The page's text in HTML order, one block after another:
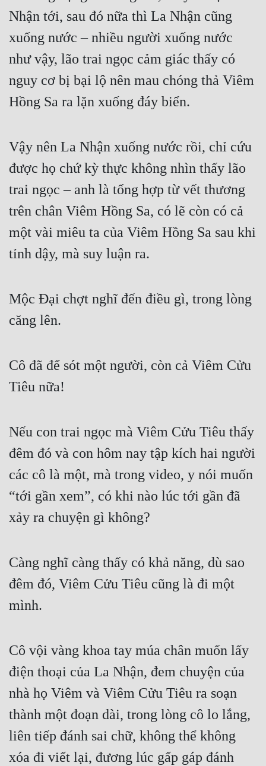
Nhận tới, sau đó nữa thì La Nhận cũng
xuống nước – nhiều người xuống nước
như vậy, lão trai ngọc cảm giác thấy có
nguy cơ bị bại lộ nên mau chóng thả Viêm
Hồng Sa ra lặn xuống đáy biển.
Vậy nên La Nhận xuống nước rồi, chỉ cứu
được họ chứ kỳ thực không nhìn thấy lão
trai ngọc – anh là tổng hợp từ vết thương
trên chân Viêm Hồng Sa, có lẽ còn có cả
một vài miêu ta của Viêm Hồng Sa sau khi
tỉnh dậy, mà suy luận ra.
Mộc Đại chợt nghĩ đến điều gì, trong lòng
căng lên.
Cô đã để sót một người, còn cả Viêm Cửu
Tiêu nữa!
Nếu con trai ngọc mà Viêm Cửu Tiêu thấy
đêm đó và con hôm nay tập kích hai người
các cô là một, mà trong video, y nói muốn
“tới gần xem”, có khi nào lúc tới gần đã
xảy ra chuyện gì không?
Càng nghĩ càng thấy có khả năng, dù sao
đêm đó, Viêm Cửu Tiêu cũng là đi một
mình.
Cô vội vàng khoa tay múa chân muốn lấy
điện thoại của La Nhận, đem chuyện của
nhà họ Viêm và Viêm Cửu Tiêu ra soạn
thành một đoạn dài, trong lòng cô lo lắng,
liên tiếp đánh sai chữ, không thể không
xóa đi viết lại, đương lúc gấp gáp đánh